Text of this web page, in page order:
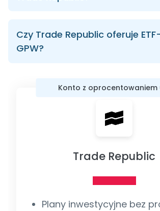
Czy Trade Republic oferuje
GPW?
Konto z oprocentowaniem
Trade Republic
Plany inwestycyjne bez